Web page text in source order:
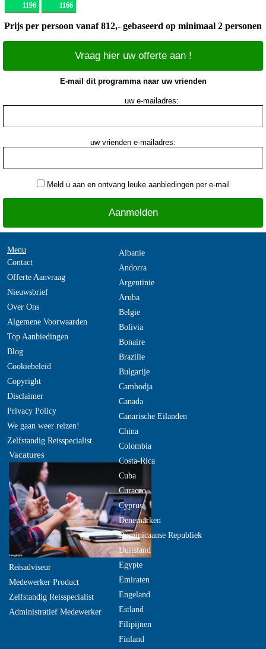
1196 1166
Prijs per persoon vanaf 812,- gebaseerd op minimaal 2 personen
Vraag hier uw offerte aan !
E-mail dit programma naar uw vrienden
uw e-mailadres:
uw vrienden e-mailadres:
Meld u aan en ontvang leuke aanbiedingen per e-mail
Menu
Contact
Offerte Aanvraag
Nieuwsbrief
Over Ons
Algemene Voorwaarden
Top Aanbiedingen
Blog
Cookiebeleid
Copyright
Disclaimer
Privacy Policy
We gaan weer reizen!
Zelfstandig Reisspecialist
Vacatures
Reisadviseur
Medewerker Product
Zelfstandig Reisspecialist
Administratief Medewerker
Albanie
Andorra
Argentinie
Aruba
Belgie
Bolivia
Bonaire
Brazilie
Bulgarije
Cambodja
Canada
Canarische Eilanden
China
Colombia
Costa-Rica
Cuba
Curacao
Cyprus
Denemarken
Dominicaanse Republiek
Duitsland
Egypte
Emiraten
Engeland
Estland
Filipijnen
Finland